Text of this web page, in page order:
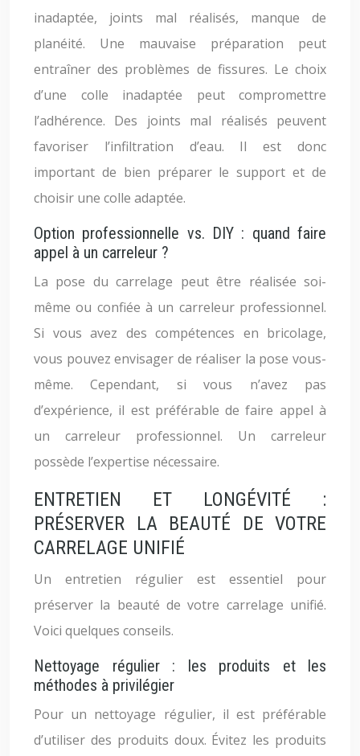
inadaptée, joints mal réalisés, manque de
planéité. Une mauvaise préparation peut
entraîner des problèmes de fissures. Le choix
d’une colle inadaptée peut compromettre
l’adhérence. Des joints mal réalisés peuvent
favoriser l’infiltration d’eau. Il est donc
important de bien préparer le support et de
choisir une colle adaptée.
Option professionnelle vs. DIY : quand faire
appel à un carreleur ?
La pose du carrelage peut être réalisée soi-
même ou confiée à un carreleur professionnel.
Si vous avez des compétences en bricolage,
vous pouvez envisager de réaliser la pose vous-
même. Cependant, si vous n’avez pas
d’expérience, il est préférable de faire appel à
un carreleur professionnel. Un carreleur
possède l’expertise nécessaire.
ENTRETIEN ET LONGÉVITÉ :
PRÉSERVER LA BEAUTÉ DE VOTRE
CARRELAGE UNIFIÉ
Un entretien régulier est essentiel pour
préserver la beauté de votre carrelage unifié.
Voici quelques conseils.
Nettoyage régulier : les produits et les
méthodes à privilégier
Pour un nettoyage régulier, il est préférable
d’utiliser des produits doux. Évitez les produits